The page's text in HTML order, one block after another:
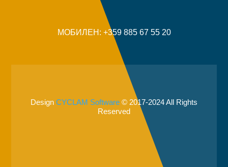
МОБИЛЕН: +359 885 67 55 20
Design CYCLAM Software © 2017-2024 All Rights
Reserved